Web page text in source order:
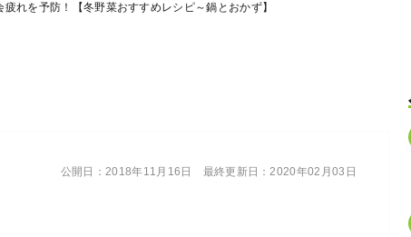
れを予防！【冬野菜おすすめレシピ～鍋とおかず】
公開日：2018年11月16日 最終更新日：2020年02月03日